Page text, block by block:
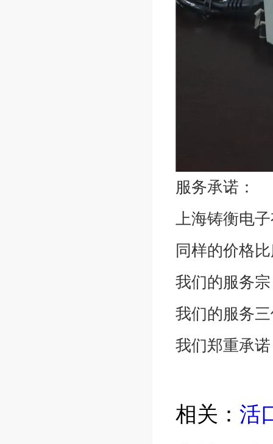
服务承诺：
上海铸衡电
同样的价格
我们的服务
我们的服务
我们郑重承
相关： 活